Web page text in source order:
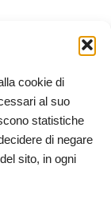
cookie di
al suo
statistiche
di negare
sito, in ogni
VECCHI